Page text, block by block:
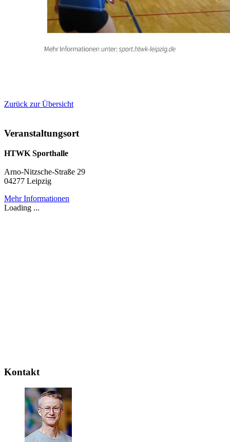
Zurück zur Übersicht
Veranstaltungsort
HTWK Sporthalle
Arno-Nitzsche-Straße 29
04277 Leipzig
Mehr Informationen
Loading ...
Kontakt